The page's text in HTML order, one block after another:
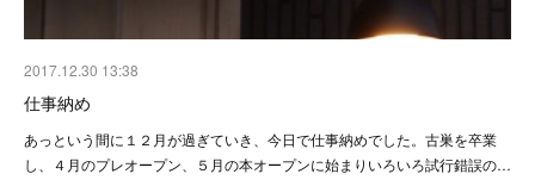
2017.12.30 13:38
仕事納め
あっという間に１２月が過ぎていき、今日で仕事納めでした。古巣を卒業
し、４月のプレオープン、５月の本オープンに始まりいろいろ試行錯誤の…